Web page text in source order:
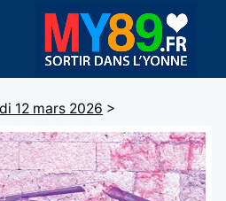
12 mars 2026 >